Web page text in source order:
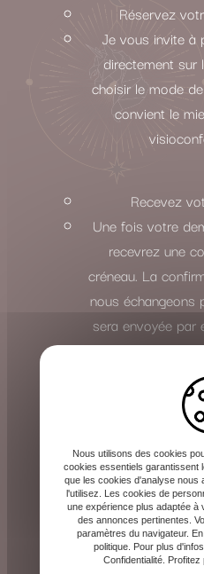
Réservez
Je vous invite à
directement sur
choisir le mode
convient le
Recevez
Une fois votre
recevrez une
créneau. La
nous échangeons
sera envoyée par
Effectuez
Le paiement de la
en toute sécurité
rendez-vous
paiement vous
la
Cette méthode vous
d’écoute et de
Nous utilisons des cookies
cookies essentiels garantissent
que les cookies d'analyse nous
l'utilisez. Les cookies de
une expérience plus adaptée
des annonces pertinentes.
paramètres du navigateur.
politique. Pour plus
Confidentialité.